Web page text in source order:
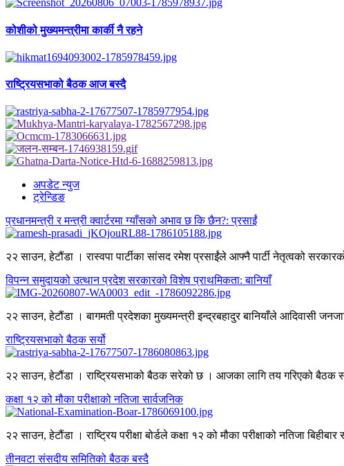
कोशीको मुख्यमन्त्रीमा कार्की नै रहने
राष्ट्रियसभाको बैठक आज बस्दै
अपडेट न्युज
ट्रेन्डिङ
प्रधानमन्त्री र मन्त्री क्वार्टरमा ग्याँसको अभाव छ कि छैन?: प्रसाईं
२२ साउन, हेटौंडा । रास्वपा पार्टीका सांसद रमेश प्रसाईंले आफ्नै पार्टी नेतृत्वको
विपन्न समुदायको उत्थान प्रदेश सरकारको विशेष प्राथमिकता: बानियाँ
२२ साउन, हेटौंडा । बागमती प्रदेशका मुख्यमन्त्री इन्द्रबहादुर बानियाँले आदिवासी
राष्ट्रियसभाको बैठक सर्यो
२२ साउन, हेटौंडा । राष्ट्रियसभाको बैठक सरेको छ । आजका लागि तय गरिएको बैठक
कक्षा १२ को मौका परीक्षाको नतिजा सार्वजनिक
२२ साउन, हेटौंडा । राष्ट्रिय परीक्षा बोर्डले कक्षा १२ को मौका परीक्षाको नतिजा
तीनवटा संसदीय समितिको बैठक बस्दै